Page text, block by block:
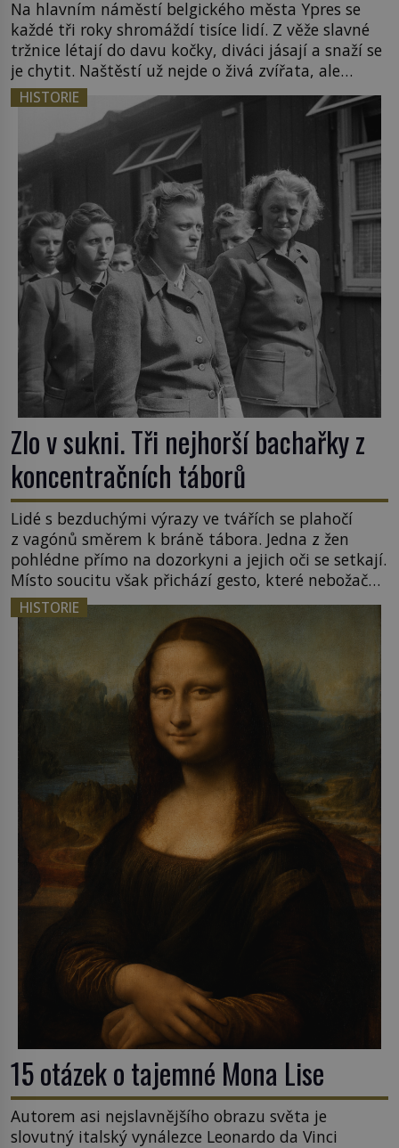
Na hlavním náměstí belgického města Ypres se
každé tři roky shromáždí tisíce lidí. Z věže slavné
tržnice létají do davu kočky, diváci jásají a snaží se
je chytit. Naštěstí už nejde o živá zvířata, ale
jenom o plyšové suvenýry. Kdysi to ale bylo jinak.
Tato veselá podívaná připomíná jeden z
nejpodivnějších a zároveň nejkrutějších zvyků […]
HISTORIE
Zlo v sukni. Tři nejhorší bachařky z
koncentračních táborů
Lidé s bezduchými výrazy ve tvářích se plahočí
z vagónů směrem k bráně tábora. Jedna z žen
pohlédne přímo na dozorkyni a jejich oči se setkají.
Místo soucitu však přichází gesto, které nebožačku
posílá rovnou do plynové komory. Jména jako
Rudolf Höss (1901–1947), Josef Mengele (1911–
1979) či Heinrich Himmler (1900–1945) zná každý,
o koho se historie jen otřela. Jenže […]
HISTORIE
15 otázek o tajemné Mona Lise
Autorem asi nejslavnějšího obrazu světa je
slovutný italský vynálezce Leonardo da Vinci